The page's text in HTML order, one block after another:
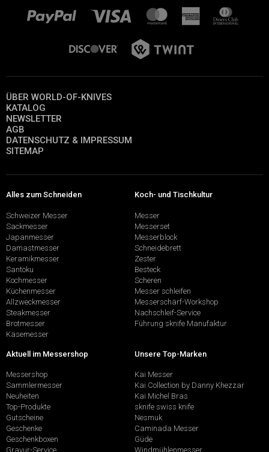
ÜBER WORLD-OF-KNIVES
KATALOG
NEWSLETTER
AGB
DATENSCHUTZ & IMPRESSUM
SITEMAP
Alles zum Schneiden
Schweizer Messer
Sackmesser
Japanmesser
Damastmesser
Keramikmesser
Santoku
Kochmesser
Küchenmesser
Allzweckmesser
Steakmesser
Brotmesser
Käsemesser
Koch- und Tischkultur
Messer
Messerset
Messerblock
Schneidebrett
Zester
Besteck
Scheren
Messer schleifen
Messerschärf-Workshop
Nachschleif-Service
Führung sknife Manufaktur
Aktuell im Messershop
Messershop
Sammlermesser
Neuheiten
Top-Produkte
Gutscheine
Geschenke
Geschenkboxen
Gravur-Service
Unsere Top-Marken
Kai Messer
Kai Collection by Danny Khezzar
Kai Michel Bras
sknife swiss knife
Nesmuk
Caminada Messer
Güde
Windmühlenmesser